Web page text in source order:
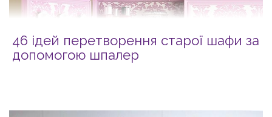
46 ідей перетворення старої шафи за
допомогою шпалер